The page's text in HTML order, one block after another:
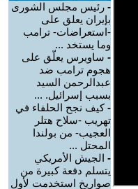
- رئيس مجلس الشورى
بإيران يعلق على
-استعراضات- ترامب
وما يستخد ...
- ساويرس يعلّق على
هجوم ترامب ضد
عبدالرحمن السيد
بسبب إسرائيل. ...
-كيف نجح الحلفاء في
تهريب -سلاح هتلر
العجيب- من بولندا
المحتل ...
- الجيش الأمريكي
يتسلم دفعة كبيرة من
صواريخ استخدمت لأول